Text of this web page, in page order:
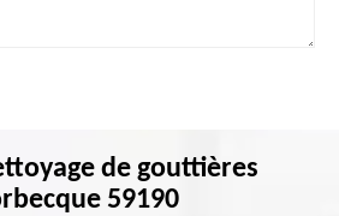
de gouttières
59190